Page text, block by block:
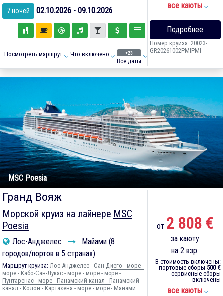
7 ночей 02.10.2026 - 09.10.2026
Посмотреть маршрут Что включено +23
Все даты
все каюты
Подробнее
Номер круиза: 20023-
GR20261002PMIPMI
MSC Poesia
Гранд Вояж
Морской круиз на лайнере MSC
Poesia
Лос-Анджелес
Майами (8
городов/портов в 5 странах)
Маршрут круиза: Лос-Анджелес - Сан-Диего - море -
море - Кабо-Сан-Лукас - море - море - море -
Пунтаренас - море - Панамский канал - Панамский
канал - Колон - Картахена - море - море - Майами
от 2 808 €
за каюту
на 2 взр.
В стоимость включены:
портовые сборы 500 €
сервисные сборы
включены
все каюты